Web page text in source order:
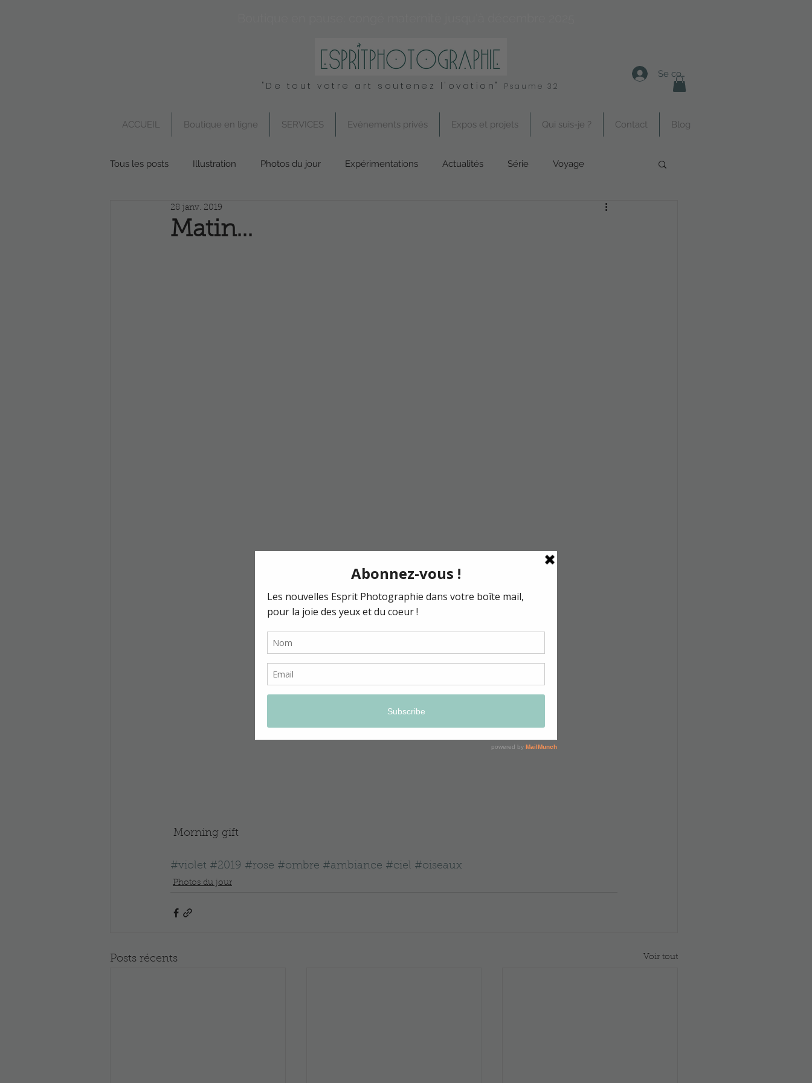
"De tout votre art soutenez l'ovation" Psaume 32
Se connecter
ACCUEIL Boutique en ligne SERVICES Evènements privés Expos et projets Qui suis-je ? Contact Blog
Tous les posts Illustration Photos du jour Expérimentations Actualités Série Voyage
Boutique en ligne
Matin...
28 janv. 2019
Morning gift
#violet #2019 #rose #ombre #ambiance #ciel #oiseaux
Photos du jour
Posts récents Voir tout